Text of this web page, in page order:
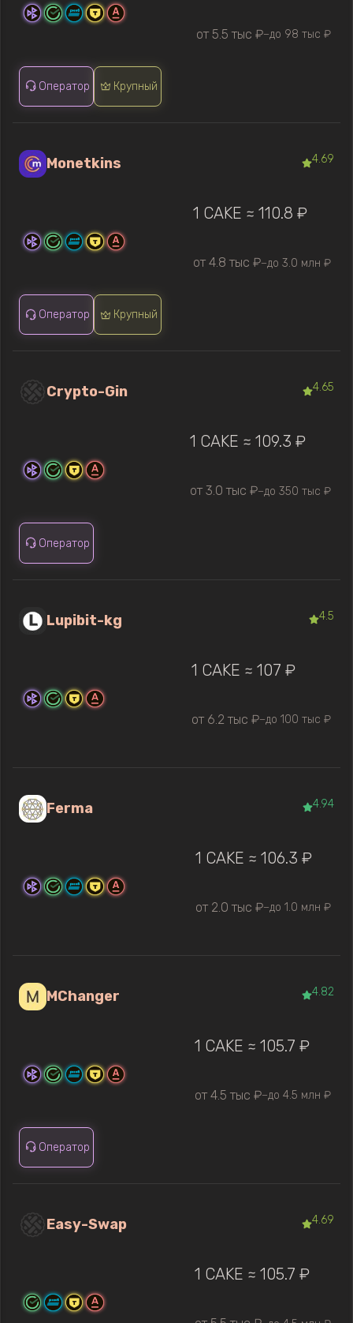
от 5.5 тыс ₽—до 98 тыс ₽
Оператор Крупный
Monetkins 4.69
1 CAKE ≈ 110.8 ₽
от 4.8 тыс ₽—до 3.0 млн ₽
Оператор Крупный
Crypto-Gin 4.65
1 CAKE ≈ 109.3 ₽
от 3.0 тыс ₽—до 350 тыс ₽
Оператор
Lupibit-kg 4.5
1 CAKE ≈ 107 ₽
от 6.2 тыс ₽—до 100 тыс ₽
Ferma 4.94
1 CAKE ≈ 106.3 ₽
от 2.0 тыс ₽—до 1.0 млн ₽
MChanger 4.82
1 CAKE ≈ 105.7 ₽
от 4.5 тыс ₽—до 4.5 млн ₽
Оператор
Easy-Swap 4.69
1 CAKE ≈ 105.7 ₽